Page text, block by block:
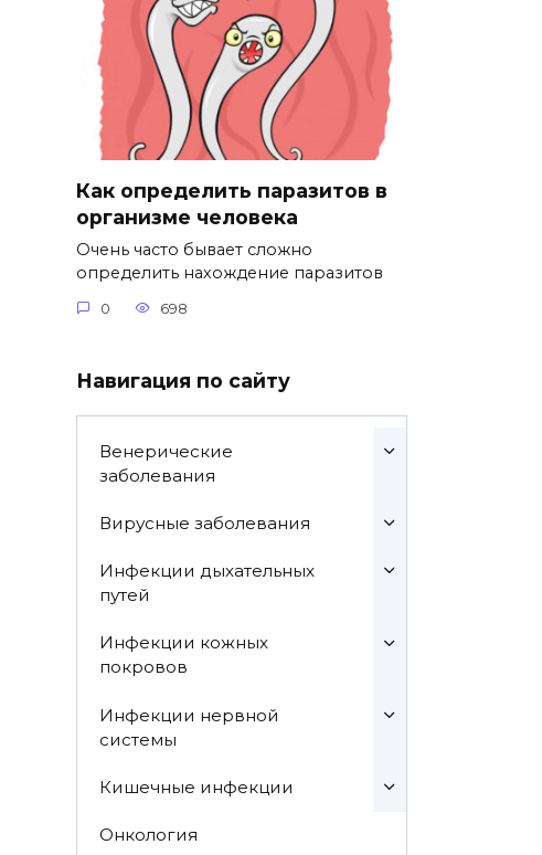
Как определить паразитов в
организме человека
Очень часто бывает сложно
определить нахождение паразитов
0 698
Навигация по сайту
Венерические
заболевания
Вирусные заболевания
Инфекции дыхательных
путей
Инфекции кожных
покровов
Инфекции нервной
системы
Кишечные инфекции
Онкология